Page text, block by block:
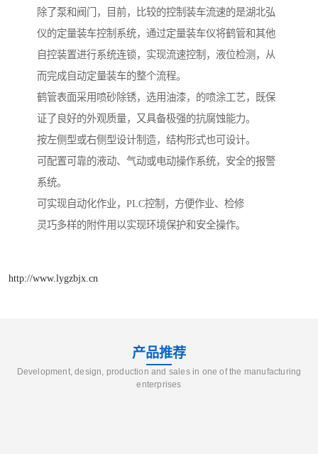
除了泵和阀门，目前，比较的控制装车流速的是湖北弘
仪的定量装车控制系统，通过定量装车仪将鹤管和其他
自控装置进行系统连锁，实现流速控制，液位检测，从
而完成自动定量装车的整个流程。
鹤管表面采用喷砂除锈，选用油漆，的喷涂工艺，既保
证了良好的外观质量，又具备极强的抗腐蚀能力。
按左侧型或右侧型设计制造，结构形式也可设计。
可配置可靠的液动、气动或电动操作系统，安全的报警
系统。
可实现自动化作业，PLC控制，方便作业、检修
灵巧多样的附件用以实现环境保护和安全操作。
http://www.lygzbjx.cn
产品推荐
Development, design, production and sales in one of the manufacturing
enterprises